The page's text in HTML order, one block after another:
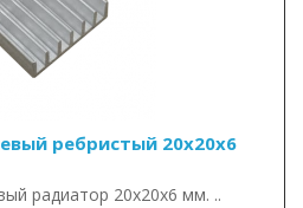
ребристый 20х20х6
радиатор 20х20х6 мм. ..